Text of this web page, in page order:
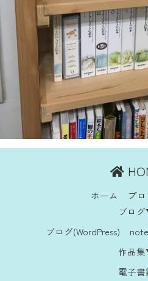
ホーム
プ
ブロ
ブログ(WordPress)
note
作品
電子書